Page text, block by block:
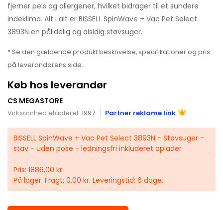
fjerner pels og allergener, hvilket bidrager til et sundere
indeklima. Alt i alt er BISSELL SpinWave + Vac Pet Select
3893N en pålidelig og alsidig støvsuger.
* Se den gældende produkt beskrivelse, specifikationer og pris
på leverandørens side.
Køb hos leverandør
CS MEGASTORE
Virksomhed etableret: 1997 Partner reklame link
BISSELL SpinWave + Vac Pet Select 3893N - Støvsuger -
stav - uden pose - ledningsfri inkluderet oplader
Pris: 1886,00 kr.
På lager. Fragt: 0,00 kr. Leveringstid: 6 dage.